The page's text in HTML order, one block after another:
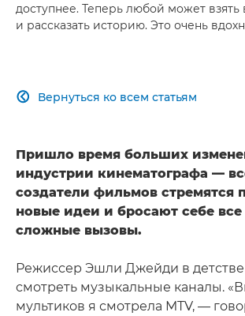
доступнее. Теперь любой может взять
и рассказать историю. Это очень
Вернуться ко всем статьям

Пришло время больших
индустрии кинематографа —
создатели фильмов стремятся
новые идеи и бросают себе все
сложные вызовы.
Режиссер Эшли Джейди в
смотреть музыкальные каналы.
мультиков я смотрела MTV, —